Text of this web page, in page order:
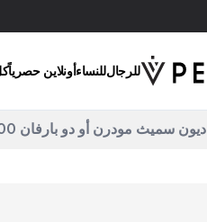
للرجالللنساءأونلاين حصرياً
ديون سميث مودرن أو دو بارفان 100 مل للرجال